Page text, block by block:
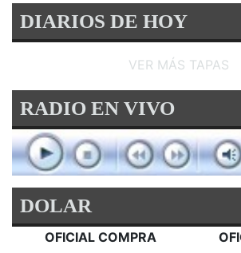
DIARIOS DE HOY
VER MÁS TAPAS
RADIO EN VIVO
DOLAR
OFICIAL COMPRA